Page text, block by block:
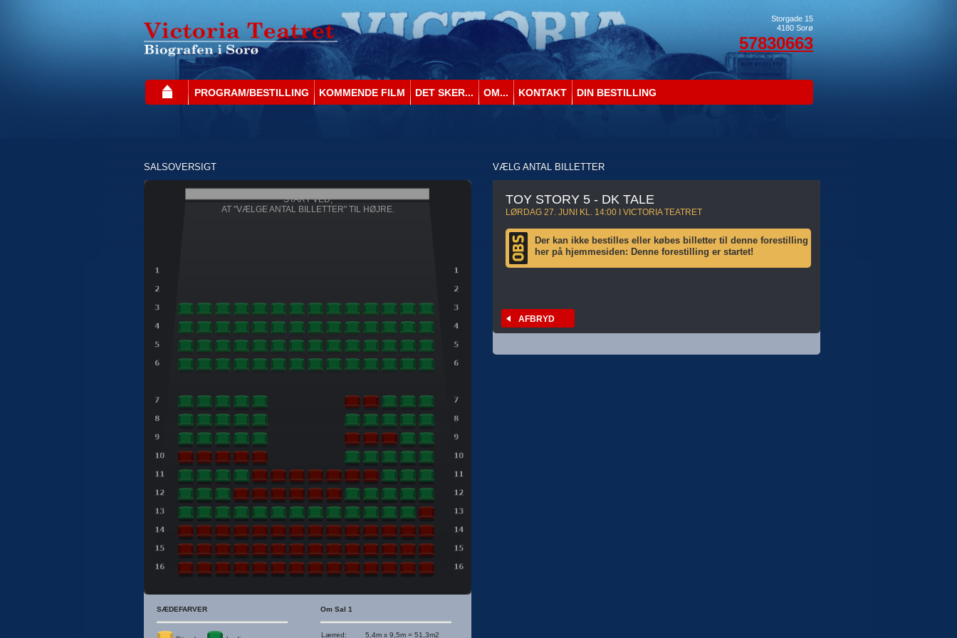
Storgade 15
4180 Sorø
57830663
PROGRAM/BESTILLING KOMMENDE FILM DET SKER... OM... KONTAKT DIN BESTILLING
SALSOVERSIGT
START VED,
AT "VÆLGE ANTAL BILLETTER" TIL HØJRE.
SÆDEFARVER Om Sal 1
Lærred: 5,4m x 9,5m = 51,3m2
VÆLG ANTAL BILLETTER
TOY STORY 5 - DK TALE
LØRDAG 27. JUNI KL. 14:00 I VICTORIA TEATRET
Der kan ikke bestilles eller købes billetter til denne forestilling
her på hjemmesiden: Denne forestilling er startet!
AFBRYD